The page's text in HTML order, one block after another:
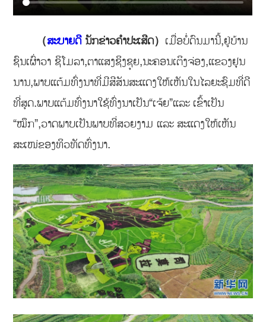
（ສະບາຍດີນັກຂ່າວຄຳປະເສີດ） ເມື່ອບໍ່ດົນມານີ້,ຢູ່ບ້ານ
ຊົນເຜົ່າວາ ຊິໂມລາ,ຕາແສງຊິງຊຸຍ,ນະຄອນເຕິງຈ່ອງ,ແຂວງຢຸນ
ນານ,ພາບແຕ້ມທົ່ງນາທີ່ມີສີສັນສະແດງໃຫ້ເຫັນໃນໄລຍະຊົມທີ່ດີ
ທີ່ສຸດ.ພາບແຕ້ມທົ່ງນາໃຊ້ທົ່ງນາເປັນ“ເຈ້ຍ”ແລະ ເຂົ້າເປັນ
“ໝຶກ”,ວາດພາບເປັນພາບທີ່ສວຍງາມ ແລະ ສະແດງໃຫ້ເຫັນ
ສະເໜ່ຂອງທິວທັດທົ່ງນາ.